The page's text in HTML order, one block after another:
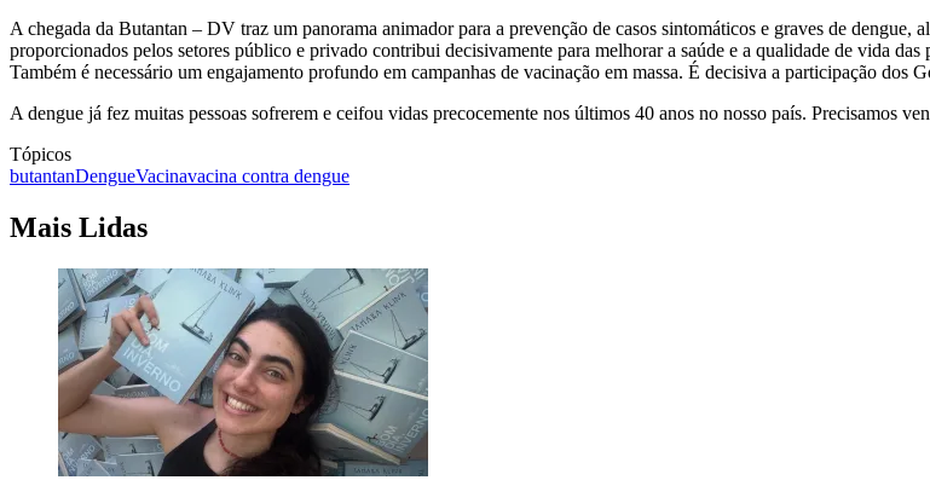
A chegada da Butantan – DV traz um panorama animador para a prevenção de casos sintomáticos e graves de
proporcionados pelos setores público e privado contribui decisivamente para melhorar a saúde e a qualidade de vida das
Também é necessário um engajamento profundo em campanhas de vacinação em massa. É decisiva a participação dos
A dengue já fez muitas pessoas sofrerem e ceifou vidas precocemente nos últimos 40 anos no nosso país. Precisamos
Tópicos
butantanDengueVacinavacina contra dengue
Mais Lidas